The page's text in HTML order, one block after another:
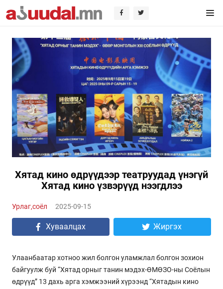
Хятад кино өдрүүдээр театруудад үнэгүй
Хятад кино үзвэрүүд нээгдлээ
Урлаг,соёл 2025-09-15
Хуваалцах Жиргэх
Улаанбаатар хотноо жил болгон уламжлал болгон зохион
байгуулж буй “Хятад орныг танин мэдэх-ӨМӨЗО-ны Соёлын
өдрүүд” 13 дахь арга хэмжээний хүрээнд “Хятадын кино